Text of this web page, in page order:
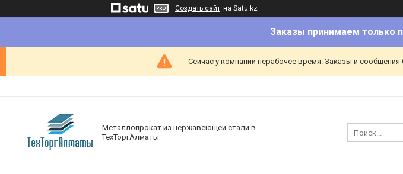
Создать сайт на Satu.kz
Заказы принимаем только
Сейчас у компании нерабочее время. Заказы и
Металлопрокат из нержавеющей стали в
ТехТоргАлматы